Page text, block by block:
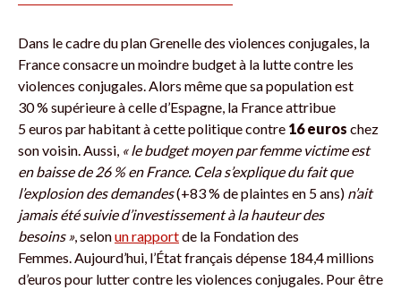
Dans le cadre du plan Grenelle des violences conjugales, la
France consacre un moindre budget à la lutte contre les
violences conjugales. Alors même que sa population est
30 % supérieure à celle d’Espagne, la France attribue
5 euros par habitant à cette politique contre 16 euros chez
son voisin. Aussi, « le budget moyen par femme victime est
en baisse de 26 % en France. Cela s’explique du fait que
l’explosion des demandes(+83 % de plaintes en 5 ans) n’ait
jamais été suivie d’investissement à la hauteur des
besoins », selonun rapportde la Fondation des
Femmes. Aujourd’hui, l’État français dépense 184,4 millions
d’euros pour lutter contre les violences conjugales. Pour être